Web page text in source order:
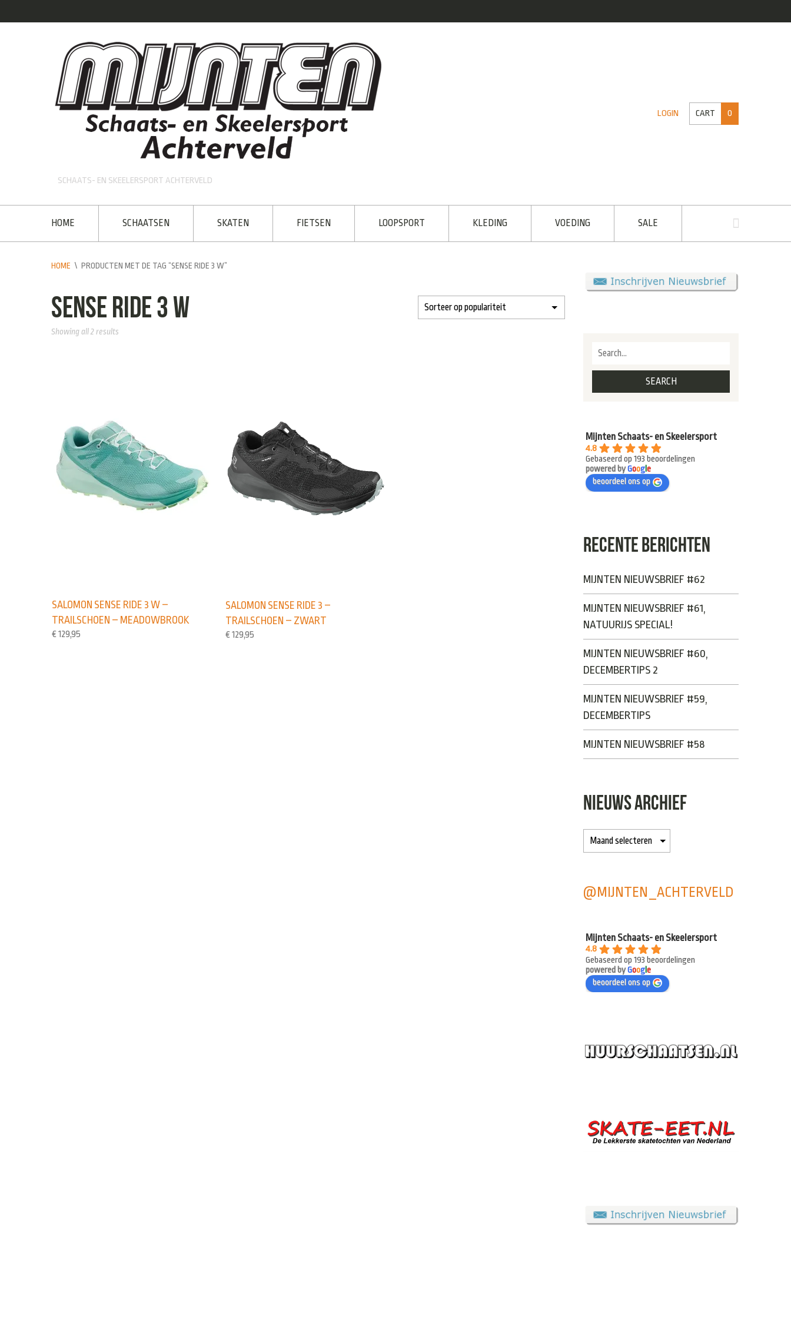
SCHAATS- EN SKEELERSPORT ACHTERVELD
LOGIN CART 0
HOME SCHAATSEN SKATEN FIETSEN LOOPSPORT KLEDING VOEDING SALE
HOME \ PRODUCTEN MET DE TAG “SENSE RIDE 3 W”
Sense ride 3 W
Showing all 2 results
SALOMON SENSE RIDE 3 W –
TRAILSCHOEN – MEADOWBROOK
€ 129,95
SALOMON SENSE RIDE 3 –
TRAILSCHOEN – ZWART
€ 129,95
Mijnten Schaats- en Skeelersport
4.8
Gebaseerd op 193 beoordelingen
powered byGoogle
beoordeel ons op
RECENTE BERICHTEN
MIJNTEN NIEUWSBRIEF #62
MIJNTEN NIEUWSBRIEF #61,
NATUURIJS SPECIAL!
MIJNTEN NIEUWSBRIEF #60,
DECEMBERTIPS 2
MIJNTEN NIEUWSBRIEF #59,
DECEMBERTIPS
MIJNTEN NIEUWSBRIEF #58
NIEUWS ARCHIEF
@MIJNTEN_ACHTERVELD
Mijnten Schaats- en Skeelersport
4.8
Gebaseerd op 193 beoordelingen
powered byGoogle
beoordeel ons op